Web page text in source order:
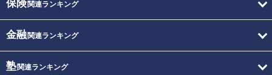
保険関連ランキング
金融関連ランキング
塾関連ランキング